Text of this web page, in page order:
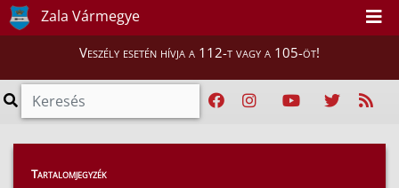
Zala Vármegye
Veszély esetén hívja a 112-t vagy a 105-öt!
Híreink > Hírek
Tartalomjegyzék